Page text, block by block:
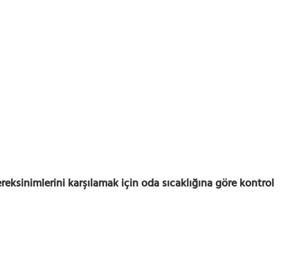
karşılamak için oda sıcaklığına göre kontrol